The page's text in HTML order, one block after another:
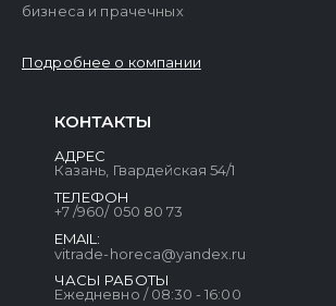
бизнеса и прачечных
Подробнее о компании
КОНТАКТЫ
АДРЕС
Казань, Гвардейская 54/1
ТЕЛЕФОН
+7 /960/ 050 80 73
EMAIL:
vitrade-horeca@yandex.ru
ЧАСЫ РАБОТЫ
Ежедневно / 08:30 - 16:00